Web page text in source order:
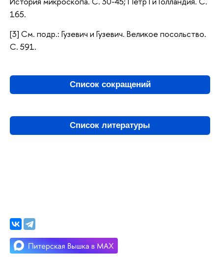
165.
[3] См. подр.: Гузевич и Гузевич. Великое посольство.
С. 591.
Список сокращений
Список литературы